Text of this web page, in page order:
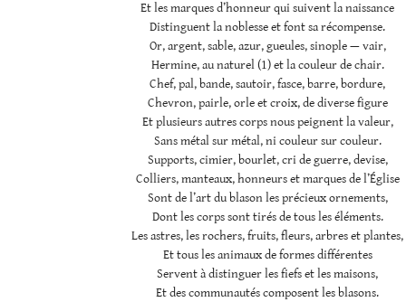
Et les marques d’honneur qui suivent la naissance
Distinguent la noblesse et font sa récompense.
Or, argent, sable, azur, gueules, sinople — vair,
Hermine, au naturel (1) et la couleur de chair.
Chef, pal, bande, sautoir, fasce, barre, bordure,
Chevron, pairle, orle et croix, de diverse figure
Et plusieurs autres corps nous peignent la valeur,
Sans métal sur métal, ni couleur sur couleur.
Supports, cimier, bourlet, cri de guerre, devise,
Colliers, manteaux, honneurs et marques de l’Église
Sont de l’art du blason les précieux ornements,
Dont les corps sont tirés de tous les éléments.
Les astres, les rochers, fruits, fleurs, arbres et plantes,
Et tous les animaux de formes différentes
Servent à distinguer les fiefs et les maisons,
Et des communautés composent les blasons.